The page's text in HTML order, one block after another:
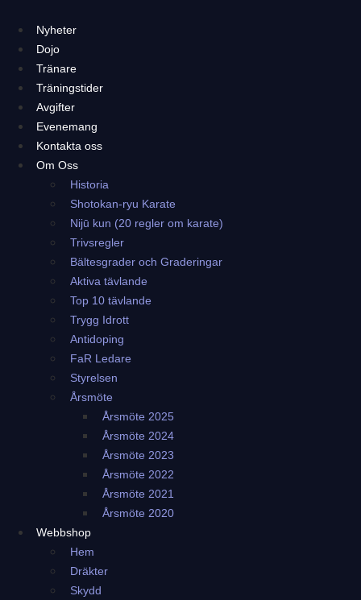
innehåll
Nyheter
Dojo
Tränare
Träningstider
Avgifter
Evenemang
Kontakta oss
Om Oss
Historia
Shotokan-ryu Karate
Nijū kun (20 regler om karate)
Trivsregler
Bältesgrader och Graderingar
Aktiva tävlande
Top 10 tävlande
Trygg Idrott
Antidoping
FaR Ledare
Styrelsen
Årsmöte
Årsmöte 2025
Årsmöte 2024
Årsmöte 2023
Årsmöte 2022
Årsmöte 2021
Årsmöte 2020
Webbshop
Hem
Dräkter
Skydd